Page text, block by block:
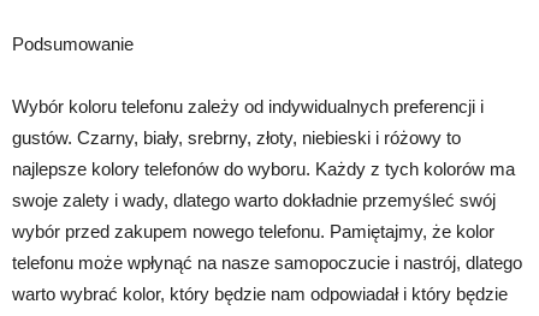
Podsumowanie
Wybór koloru telefonu zależy od indywidualnych preferencji i
gustów. Czarny, biały, srebrny, złoty, niebieski i różowy to
najlepsze kolory telefonów do wyboru. Każdy z tych kolorów ma
swoje zalety i wady, dlatego warto dokładnie przemyśleć swój
wybór przed zakupem nowego telefonu. Pamiętajmy, że kolor
telefonu może wpłynąć na nasze samopoczucie i nastrój, dlatego
warto wybrać kolor, który będzie nam odpowiadał i który będzie